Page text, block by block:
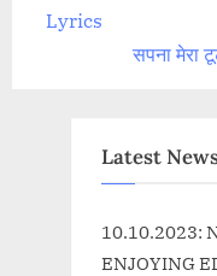
navigation
rLyrics
N
t
P
o
s
सपना मेरा
Latest
10.10.2023:
ENJOYING